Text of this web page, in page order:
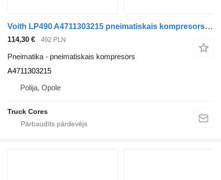
Voith LP490 A4711303215 pneimatiskais kompresors paredzēts Mercedes-Benz Actros MP4 kravas automašīnas
114,30 € 492 PLN
Pneimatika - pneimatiskais kompresors
A4711303215
Polija, Opole
Truck Cores